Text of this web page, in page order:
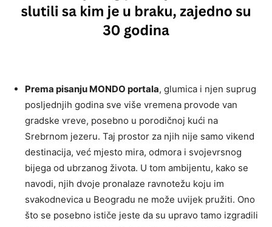
Prema pisanju MONDO portala, glumica i njen suprug
posljednjih godina sve više vremena provode van
gradske vreve, posebno u porodičnoj kući na
Srebrnom jezeru. Taj prostor za njih nije samo vikend
destinacija, već mjesto mira, odmora i svojevrsnog
bijega od ubrzanog života. U tom ambijentu, kako se
navodi, njih dvoje pronalaze ravnotežu koju im
svakodnevica u Beogradu ne može uvijek pružiti. Ono
što se posebno ističe jeste da su upravo tamo izgradili